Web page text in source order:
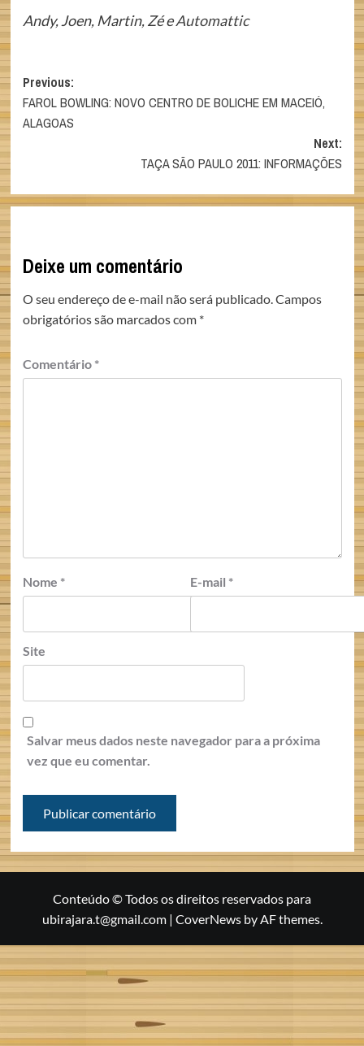
Andy, Joen, Martin, Zé eAutomattic
Post
navigation
Previous:
FAROL BOWLING: NOVO CENTRO DE BOLICHE EM MACEIÓ,
ALAGOAS
Next:
TAÇA SÃO PAULO 2011: INFORMAÇÕES
Deixe um comentário
O seu endereço de e-mail não será publicado.Campos
obrigatórios são marcados com *
Comentário *
Nome * E-mail *
Site
Salvar meus dados neste navegador para a próxima
vez que eu comentar.
Conteúdo © Todos os direitos reservados para
ubirajara.t@gmail.com | CoverNewsby AF themes.